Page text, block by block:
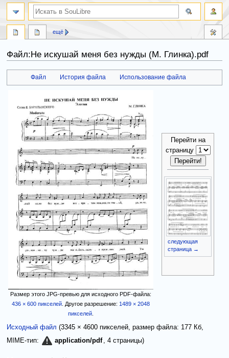
Файл:Не искушай меня без нужды (М. Глинка).pdf
Файл История файла Использование файла
Размер этого JPG-превью для исходного PDF-файла:
436 × 600 пикселей. Другое разрешение: 1489 × 2048
пикселей.
Перейти на
страницу
следующая
страница →
Исходный файл (3345 × 4600 пикселей, размер файла: 177 Кб,
MIME-тип:
application/pdf , 4 страницы)
ещё